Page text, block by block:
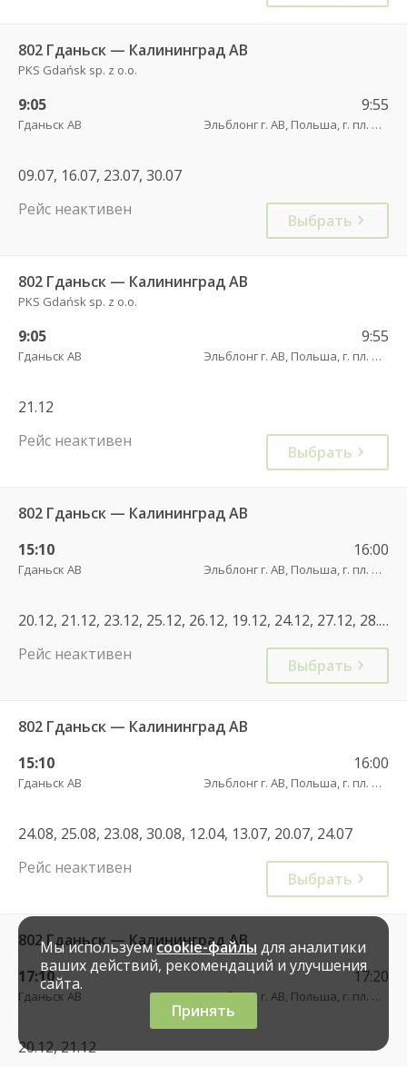
802 Гданьск — Калининград АВ
PKS Gdańsk sp. z o.o.
9:05
Гданьск АВ
9:55
Эльблонг г. АВ, Польша, г. пл. Дворцовы, д. 4
09.07, 16.07, 23.07, 30.07
Рейс неактивен
Выбрать
802 Гданьск — Калининград АВ
PKS Gdańsk sp. z o.o.
9:05
Гданьск АВ
9:55
Эльблонг г. АВ, Польша, г. пл. Дворцовы, д. 4
21.12
Рейс неактивен
Выбрать
802 Гданьск — Калининград АВ
15:10
Гданьск АВ
16:00
Эльблонг г. АВ, Польша, г. пл. Дворцовы, д. 4
20.12, 21.12, 23.12, 25.12, 26.12, 19.12, 24.12, 27.12, 28.12, 22.12
Рейс неактивен
Выбрать
802 Гданьск — Калининград АВ
15:10
Гданьск АВ
16:00
Эльблонг г. АВ, Польша, г. пл. Дворцовы, д. 4
24.08, 25.08, 23.08, 30.08, 12.04, 13.07, 20.07, 24.07
Рейс неактивен
Выбрать
802 Гданьск — Калининград АВ
17:10
Гданьск АВ
17:20
Эльблонг г. АВ, Польша, г. пл. Дворцовы, д. 4
20.12, 21.12
Мы используемcookie-файлы для аналитики
ваших действий, рекомендаций и улучшения
сайта.
Принять